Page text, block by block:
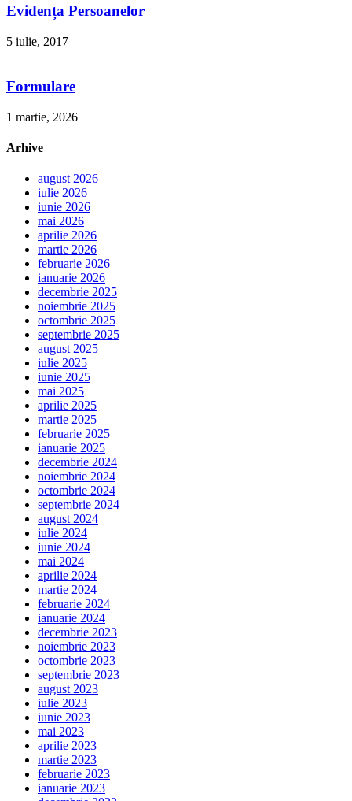
Evidența Persoanelor
5 iulie, 2017
Formulare
1 martie, 2026
Arhive
august 2026
iulie 2026
iunie 2026
mai 2026
aprilie 2026
martie 2026
februarie 2026
ianuarie 2026
decembrie 2025
noiembrie 2025
octombrie 2025
septembrie 2025
august 2025
iulie 2025
iunie 2025
mai 2025
aprilie 2025
martie 2025
februarie 2025
ianuarie 2025
decembrie 2024
noiembrie 2024
octombrie 2024
septembrie 2024
august 2024
iulie 2024
iunie 2024
mai 2024
aprilie 2024
martie 2024
februarie 2024
ianuarie 2024
decembrie 2023
noiembrie 2023
octombrie 2023
septembrie 2023
august 2023
iulie 2023
iunie 2023
mai 2023
aprilie 2023
martie 2023
februarie 2023
ianuarie 2023